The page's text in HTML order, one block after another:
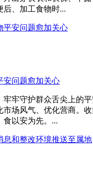
后、加工食物时...
安问题愈加关心
牢牢守护群众舌尖上的
市场风气、优化营商。
食以安为先。...